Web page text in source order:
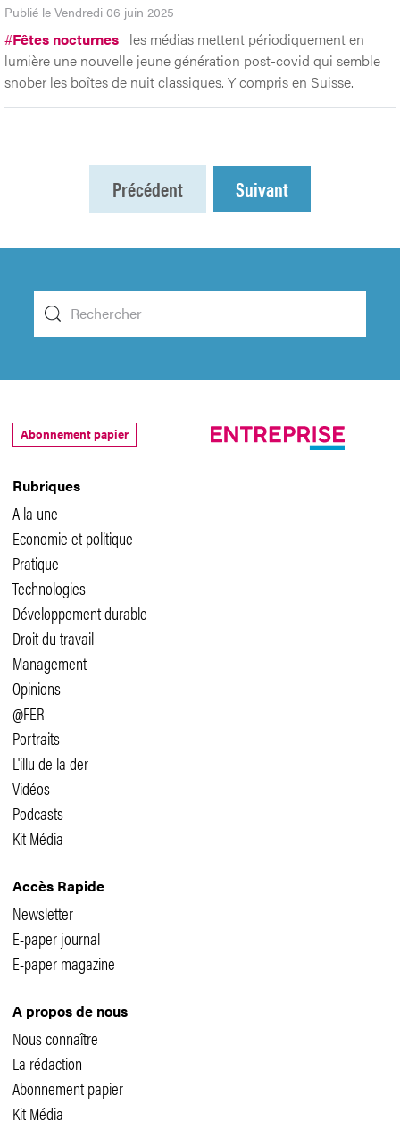
Publié le Vendredi 06 juin 2025
#Fêtes nocturnes les médias mettent périodiquement en
lumière une nouvelle jeune génération post-covid qui semble
snober les boîtes de nuit classiques. Y compris en Suisse.
Précédent Suivant
Rubriques
A la une
Economie et politique
Pratique
Technologies
Développement durable
Droit du travail
Management
Opinions
@FER
Portraits
L'illu de la der
Vidéos
Podcasts
Kit Média
Accès Rapide
Newsletter
E-paper journal
E-paper magazine
A propos de nous
Nous connaître
La rédaction
Abonnement papier
Kit Média
Abonnement papier